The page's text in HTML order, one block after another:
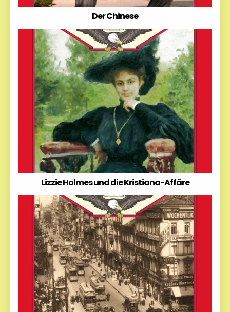
Der Chinese
Lizzie Holmes und die Kristiana-Affäre